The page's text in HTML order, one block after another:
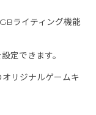
ライティング機能
定できます。
リジナルゲームキ